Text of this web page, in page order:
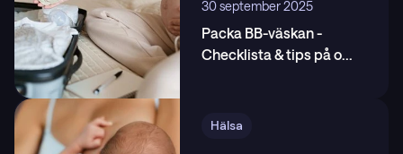
30 september 2025
Packa BB-väskan -
Checklista & tips på o...
Hälsa